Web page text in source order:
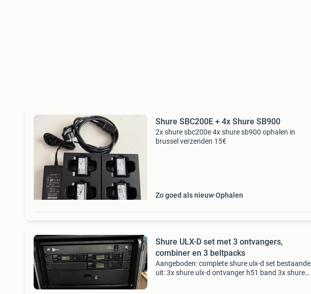
Shure SBC200E + 4x Shure SB900
2x shure sbc200e 4x shure sb900 ophalen in
brussel verzenden 15€
Zo goed als nieuw Ophalen
Shure ULX-D set met 3 ontvangers,
combiner en 3 beltpacks
Aangeboden: complete shure ulx-d set bestaande
uit: 3x shure ulx-d ontvanger h51 band 3x shure